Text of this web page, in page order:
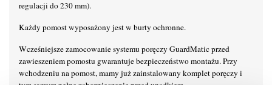
regulacji do 230 mm).
Każdy pomost wyposażony jest w burty ochronne.
Wcześniejsze zamocowanie systemu poręczy GuardMatic przed
zawieszeniem pomostu gwarantuje bezpieczeństwo montażu. Przy
wchodzeniu na pomost, mamy już zainstalowany komplet poręczy i